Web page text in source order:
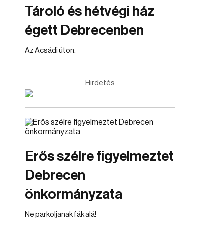
Tároló és hétvégi ház
égett Debrecenben
Az Acsádi úton.
Hirdetés
Erős szélre figyelmeztet
Debrecen
önkormányzata
Ne parkoljanak fák alá!